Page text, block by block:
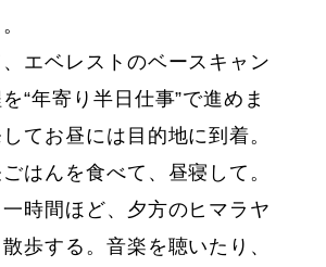
エベレストのベースキャン
“年寄り半日仕事”で進めま
てお昼には目的地に到着。
はんを食べて、昼寝して。
時間ほど、夕方のヒマラヤ
歩する。音楽を聴いたり、